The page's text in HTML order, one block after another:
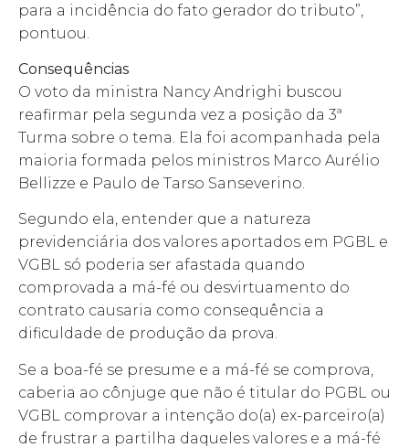
para a incidência do fato gerador do tributo”,
pontuou.
Consequências
O voto da ministra Nancy Andrighi buscou
reafirmar pela segunda vez a posição da 3ª
Turma sobre o tema. Ela foi acompanhada pela
maioria formada pelos ministros Marco Aurélio
Bellizze e Paulo de Tarso Sanseverino.
Segundo ela, entender que a natureza
previdenciária dos valores aportados em PGBL e
VGBL só poderia ser afastada quando
comprovada a má-fé ou desvirtuamento do
contrato causaria como consequência a
dificuldade de produção da prova.
Se a boa-fé se presume e a má-fé se comprova,
caberia ao cônjuge que não é titular do PGBL ou
VGBL comprovar a intenção do(a) ex-parceiro(a)
de frustrar a partilha daqueles valores e a má-fé